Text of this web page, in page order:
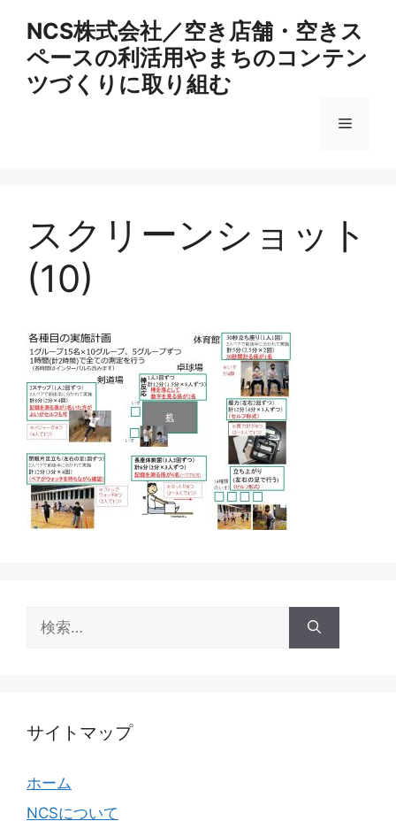
NCS株式会社／空き店舗・空きス
ペースの利活用やまちのコンテン
ツづくりに取り組む
メ
ュ
スクリーンショット
(10)
索:
サイトマップ
ホーム
NCSについて